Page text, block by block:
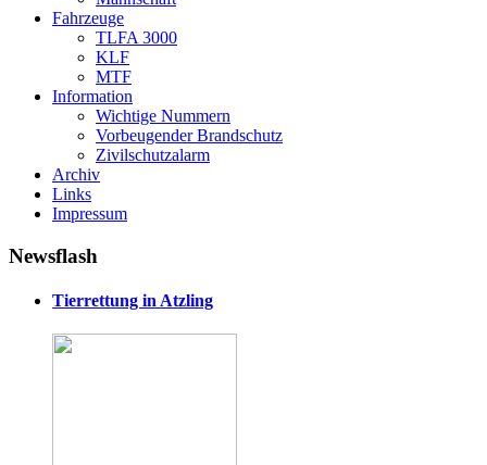
die letzten 125 Jahre
Fahrzeuge
TLFA 3000
KLF
MTF
Information
Wichtige Nummern
Vorbeugender Brandschutz
Zivilschutzalarm
Archiv
Links
Impressum
Newsflash
Tierrettung in Atzling